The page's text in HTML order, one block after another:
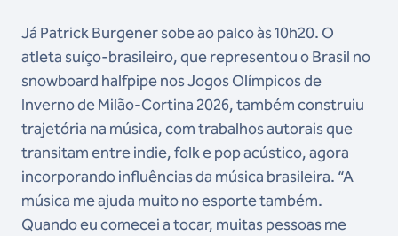
Já Patrick Burgener sobe ao palco às 10h20. O
atleta suíço-brasileiro, que representou o Brasil no
snowboard halfpipe nos Jogos Olímpicos de
Inverno de Milão-Cortina 2026, também construiu
trajetória na música, com trabalhos autorais que
transitam entre indie, folk e pop acústico, agora
incorporando influências da música brasileira. “A
música me ajuda muito no esporte também.
Quando eu comecei a tocar, muitas pessoas me